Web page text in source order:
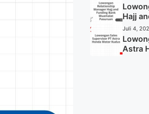
Hajj
Now)
Juli 4,
Astra